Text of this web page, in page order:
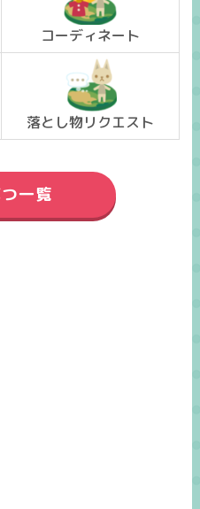
コーディネート
落とし物リクエスト
一覧